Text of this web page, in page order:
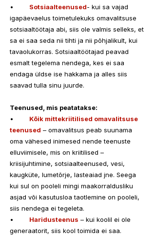
Sotsiaalteenused- kui sa vajad
igapäevaelus toimetulekuks omavalitsuse
sotsiaaltöötaja abi, siis ole valmis selleks, et
sa ei saa seda nii tihti ja nii põhjalikult, kui
tavaolukorras. Sotsiaaltöötajad peavad
esmalt tegelema nendega, kes ei saa
endaga üldse ise hakkama ja alles siis
saavad tulla sinu juurde.
Teenused, mis peatatakse:
Kõik mittekriitilised omavalitsuse
teenused – omavalitsus peab suunama
oma vähesed inimesed nende teenuste
elluviimisele, mis on kriitilised –
kriisijuhtimine, sotsiaalteenused, vesi,
kaugküte, lumetõrje, lasteaiad jne. Seega
kui sul on pooleli mingi maakorraldusliku
asjad või kasutusloa taotlemine on pooleli,
siis nendega ei tegeleta.
Haridusteenus – kui koolil ei ole
generaatorit, siis kool toimida ei saa.